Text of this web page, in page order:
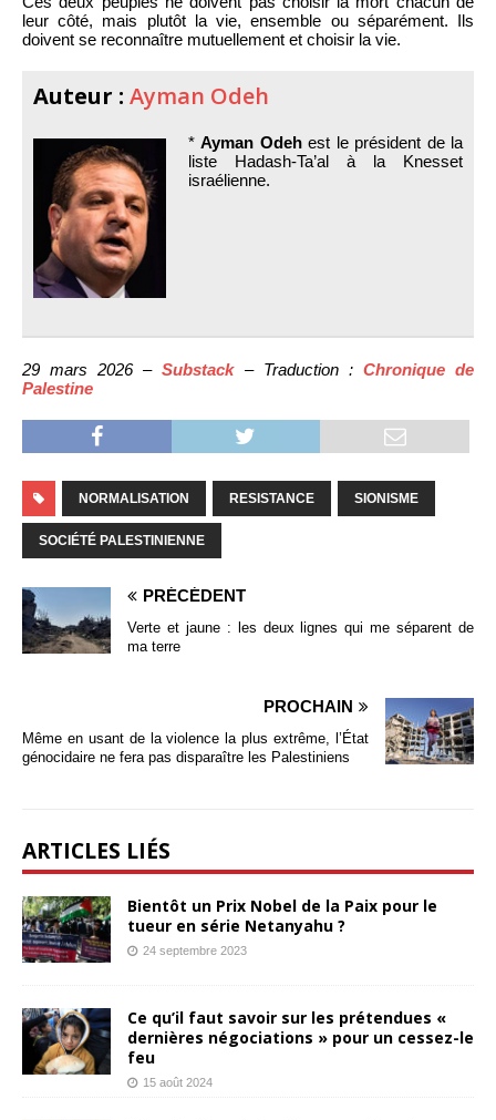
leur côté, mais plutôt la vie, ensemble ou séparément. Ils
doivent se reconnaître mutuellement et choisir la vie.
Auteur : Ayman Odeh
*Ayman Odehest le président de la
liste Hadash-Ta’al à la Knesset
israélienne.
29 mars 2026 –Substack– Traduction : Chronique de
Palestine
NORMALISATION RESISTANCE SIONISME
SOCIÉTÉ PALESTINIENNE
PRÉCÉDENT
Verte et jaune : les deux lignes qui me séparent de
ma terre
PROCHAIN
Même en usant de la violence la plus extrême, l’État
génocidaire ne fera pas disparaître les Palestiniens
ARTICLES LIÉS
Bientôt un Prix Nobel de la Paix pour le
tueur en série Netanyahu ?
24 septembre 2023
Ce qu’il faut savoir sur les prétendues «
dernières négociations » pour un cessez-le
feu
15 août 2024